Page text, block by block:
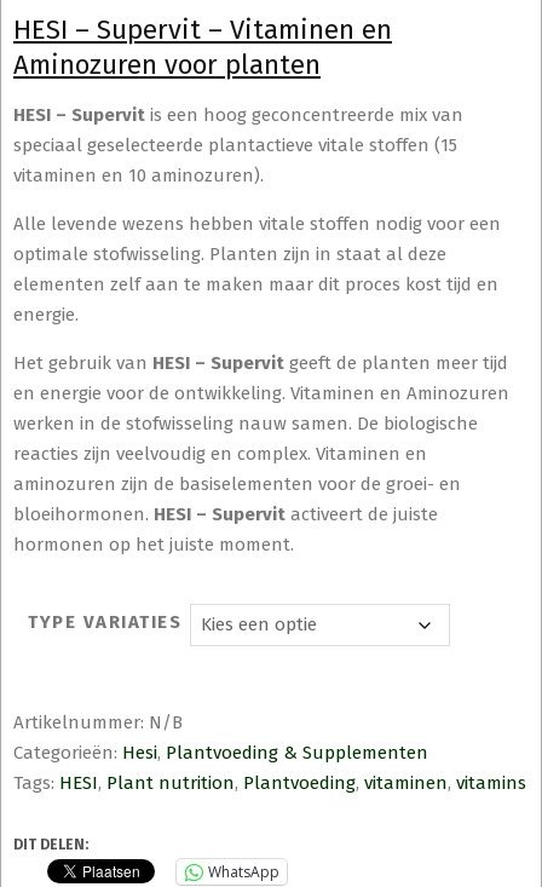
HESI – Supervit – Vitaminen en
Aminozuren voor planten
HESI – Supervit is een hoog geconcentreerde mix van
speciaal geselecteerde plantactieve vitale stoffen (15
vitaminen en 10 aminozuren).
Alle levende wezens hebben vitale stoffen nodig voor een
optimale stofwisseling. Planten zijn in staat al deze
elementen zelf aan te maken maar dit proces kost tijd en
energie.
Het gebruik van HESI – Supervit geeft de planten meer tijd
en energie voor de ontwikkeling. Vitaminen en Aminozuren
werken in de stofwisseling nauw samen. De biologische
reacties zijn veelvoudig en complex. Vitaminen en
aminozuren zijn de basiselementen voor de groei- en
bloeihormonen. HESI – Supervit activeert de juiste
hormonen op het juiste moment.
TYPE VARIATIES
Artikelnummer: N/B
Categorieën: Hesi, Plantvoeding & Supplementen
Tags: HESI, Plant nutrition, Plantvoeding, vitaminen, vitamins
DIT DELEN:
WhatsApp